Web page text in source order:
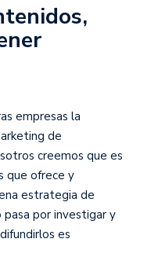
empresas la
de
creemos que es
que ofrece y
estrategia de
por investigar y
es